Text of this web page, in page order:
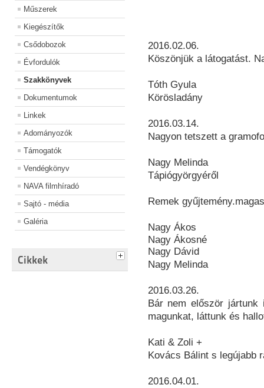
Műszerek
Kiegészítők
Csődobozok
Évfordulók
Szakkönyvek
Dokumentumok
Linkek
Adományozók
Támogatók
Vendégkönyv
NAVA filmhíradó
Sajtó - média
Galéria
Cikkek
2016.02.06.
Köszönjük a látogatást.
Tóth Gyula
Körösladány
2016.03.14.
Nagyon tetszett a
Nagy Melinda
Tápiógyörgyéről
Remek
Nagy Ákos
Nagy Ákosné
Nagy Dávid
Nagy Melinda
2016.03.26.
Bár nem először
magunkat, láttunk és
Kati & Zoli +
Kovács Bálint s legújabb
2016.04.01.